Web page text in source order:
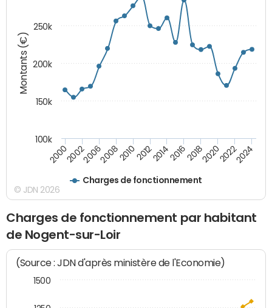
Montants (€)
Charges de fonctionnement
200020022006200820102012201420162018202020222024
100k
150k
200k
250k
© JDN 2026
Charges de fonctionnement par habitant
de Nogent-sur-Loir
(Source : JDN d'après ministère de l'Economie)
1500